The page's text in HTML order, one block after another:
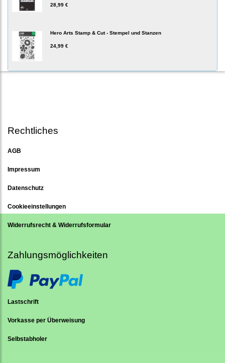
28,99 €
Hero Arts Stamp & Cut - Stempel und Stanzen
24,99 €
Rechtliches
AGB
Impressum
Datenschutz
Cookieeinstellungen
Widerrufsrecht & Widerrufsformular
Zahlungsmöglichkeiten
Lastschrift
Vorkasse per Überweisung
Selbstabholer